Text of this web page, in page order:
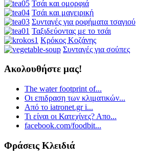
Τσάι και ομορφιά
Τσάι και μαγειρική
Συνταγές για ροφήματα τσαγιού
Ταξιδεύοντας με το τσάι
Κρόκος Κοζάνης
Συνταγές για σούπες
Ακολουθήστε μας!
The water footprint of...
Οι επιδραση των κλιματικών...
Από το iatronet.gr i...
Τι είναι οι Κατεχίνες? Απο...
facebook.com/foodbit...
Φράσεις Κλειδιά